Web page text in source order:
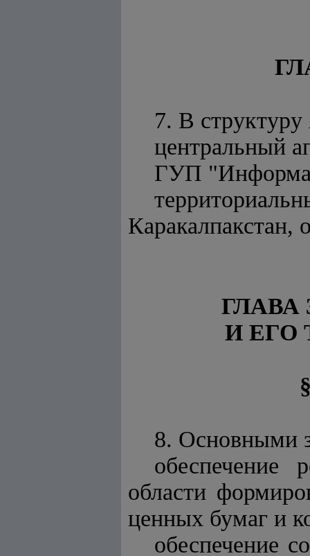
7. В структуру
центральный
ГУП
Каракалпакстан,
ГЛАВА
И ЕГО
8. Основными
обеспечение
области
ценных бумаг и
обеспечение